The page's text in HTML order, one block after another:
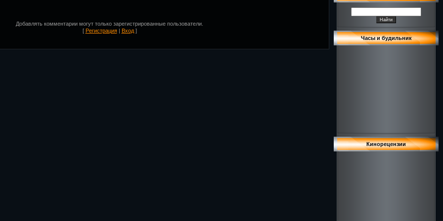
Добавлять комментарии могут только зарегистрированные пользователи.
[ Регистрация| Вход]
Часы и будильник
Кинорецензии